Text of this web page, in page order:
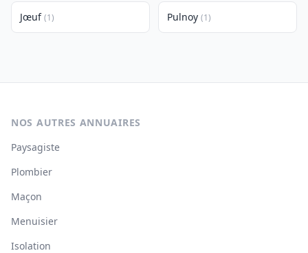
Jœuf (1) Pulnoy (1)
NOS AUTRES ANNUAIRES
Paysagiste
Plombier
Maçon
Menuisier
Isolation